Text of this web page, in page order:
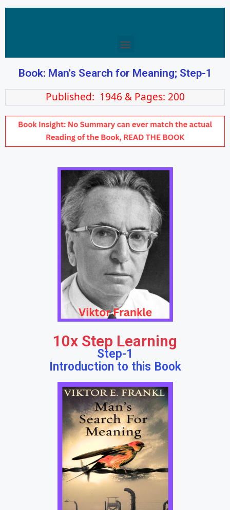
Book: Man's Search for Meaning; Step-1
Published: 1946 & Pages: 200
10x Step Learning
Step-1
Introduction to this Book